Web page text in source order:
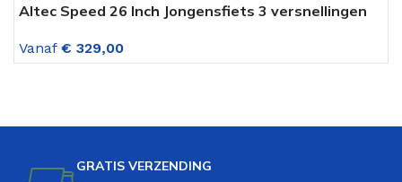
Altec Speed 26 Inch Jongensfiets 3 versnellingen
Vanaf € 329,00
GRATIS VERZENDING